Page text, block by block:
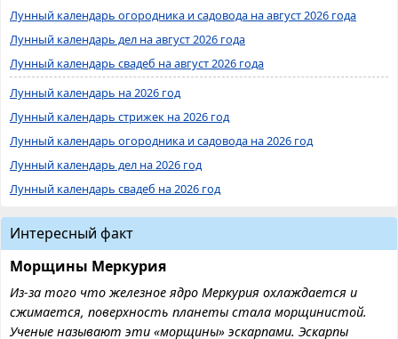
Лунный календарь огородника и садовода на август 2026 года
Лунный календарь дел на август 2026 года
Лунный календарь свадеб на август 2026 года
Лунный календарь на 2026 год
Лунный календарь стрижек на 2026 год
Лунный календарь огородника и садовода на 2026 год
Лунный календарь дел на 2026 год
Лунный календарь свадеб на 2026 год
Интересный факт
Морщины Меркурия
Из-за того что железное ядро ​​Меркурия охлаждается и
сжимается, поверхность планеты стала морщинистой.
Ученые называют эти «морщины» эскарпами. Эскарпы